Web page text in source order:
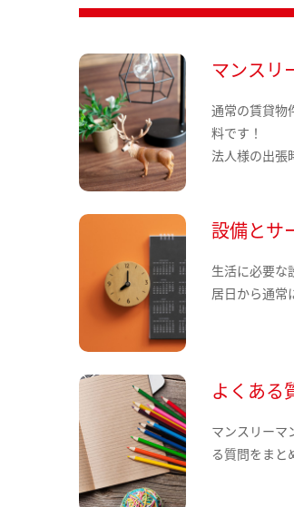
マンスリ
通常の賃貸物
料です！
法人様の出張
設備とサ
生活に必要な
居日から通常
よくある
マンスリーマ
る質問をまと